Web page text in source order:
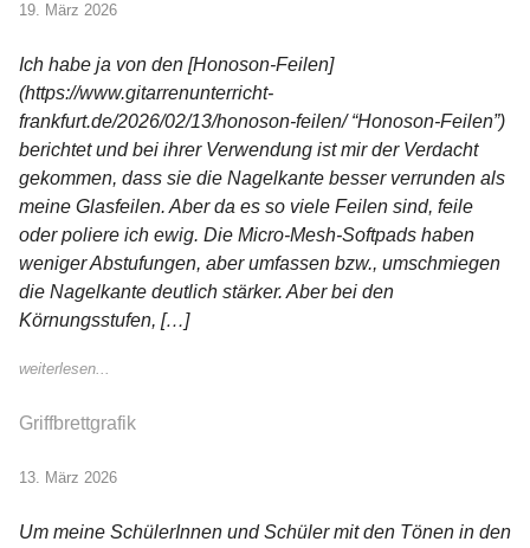
19. März 2026
Ich habe ja von den [Honoson-Feilen]
(https://www.gitarrenunterricht-
frankfurt.de/2026/02/13/honoson-feilen/ “Honoson-Feilen”)
berichtet und bei ihrer Verwendung ist mir der Verdacht
gekommen, dass sie die Nagelkante besser verrunden als
meine Glasfeilen. Aber da es so viele Feilen sind, feile
oder poliere ich ewig. Die Micro-Mesh-Softpads haben
weniger Abstufungen, aber umfassen bzw., umschmiegen
die Nagelkante deutlich stärker. Aber bei den
Körnungsstufen, […]
weiterlesen...
Griffbrettgrafik
13. März 2026
Um meine SchülerInnen und Schüler mit den Tönen in den